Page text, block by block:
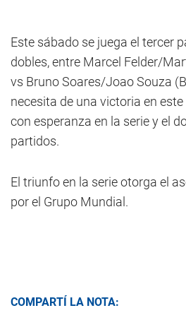
Este sábado se juega el tercer
dobles, entre Marcel Felder/
vs Bruno Soares/Joao Souza
necesita de una victoria en
con esperanza en la serie y el
partidos.
El triunfo en la serie otorga el
por el Grupo Mundial.
COMPARTÍ LA NOTA: